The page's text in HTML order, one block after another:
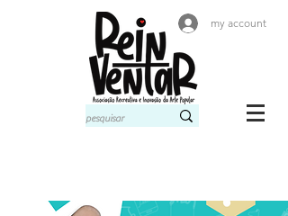
my account